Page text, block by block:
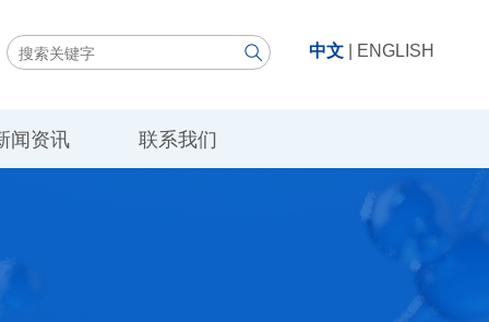
中文 ENGLISH
闻资讯 联系我们